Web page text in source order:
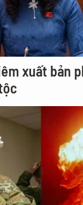
xuất bản